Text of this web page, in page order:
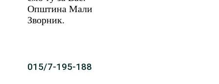
Општина Мали
Зворник.
015/7-195-188